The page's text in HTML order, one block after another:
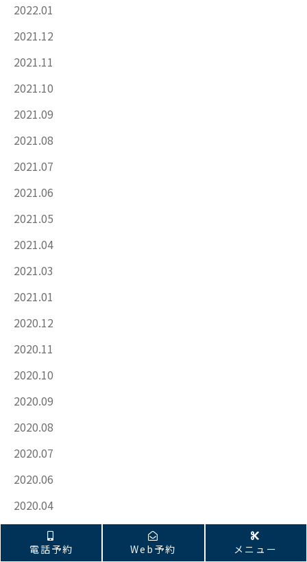
電話予約 Web予約 メニュー
清水店 電話予約はこちら
清水店 Web予約はこちら
2022.01
2021.12
2021.11
2021.10
2021.09
2021.08
2021.07
2021.06
2021.05
2021.04
2021.03
2021.01
2020.12
2020.11
2020.10
2020.09
2020.08
2020.07
2020.06
2020.04
2020.01
2019.11